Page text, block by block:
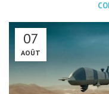
07
AOÛT